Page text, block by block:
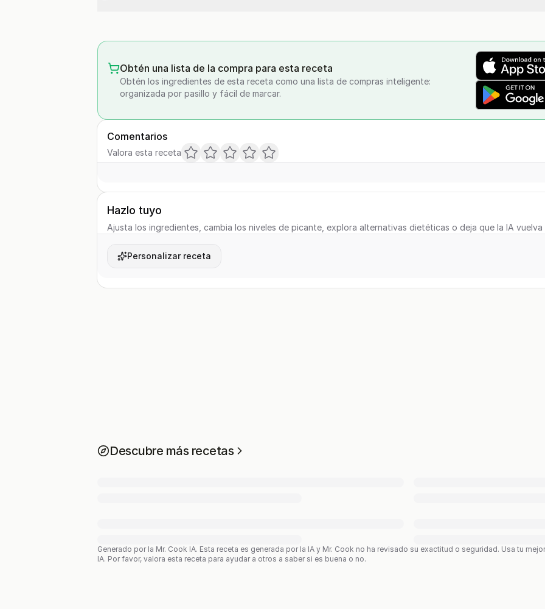
Obtén una lista de la compra para esta receta
Obtén los ingredientes de esta receta como una lista de compras inteligente:
organizada por pasillo y fácil de marcar.
Comentarios
Valora esta receta
Hazlo tuyo
Ajusta los ingredientes, cambia los niveles de picante, explora alternativas dietéticas o deja que la IA
Personalizar receta
Descubre más recetas
Generado por la Mr. Cook IA. Esta receta es generada por la IA y Mr. Cook no ha revisado su exactitud o seguridad. Usa tu
IA. Por favor, valora esta receta para ayudar a otros a saber si es buena o no.